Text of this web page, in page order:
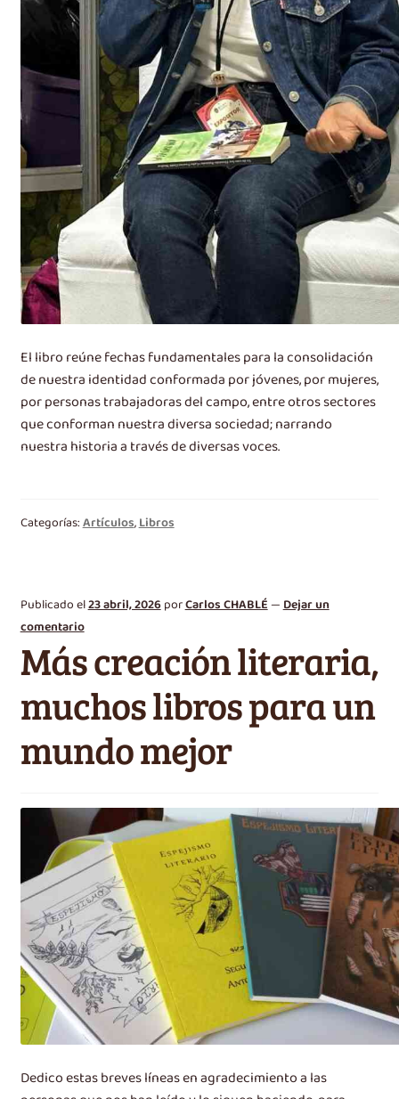
El libro reúne fechas fundamentales para la consolidación
de nuestra identidad conformada por jóvenes, por mujeres,
por personas trabajadoras del campo, entre otros sectores
que conforman nuestra diversa sociedad; narrando
nuestra historia a través de diversas voces.
Categorías:Artículos,Libros
Publicado el23 abril, 2026porCarlos CHABLÉ—Dejar un
comentario
Más creación literaria,
muchos libros para un
mundo mejor
Dedico estas breves líneas en agradecimiento a las